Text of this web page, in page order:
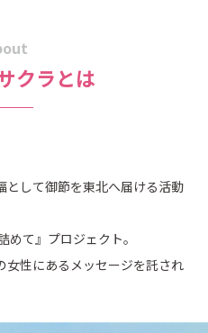
クラとは
として御節を東北へ届ける活動
めて』プロジェクト。
女性にあるメッセージを託され